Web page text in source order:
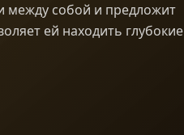
между собой и предложит
ей находить глубокие